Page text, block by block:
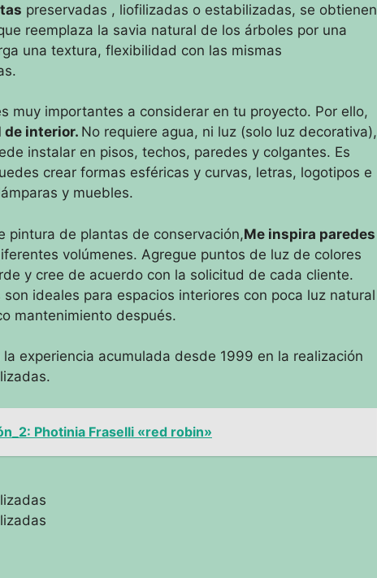
preservadas , liofilizadas o estabilizadas, se obtienen
reemplaza la savia natural de los árboles por una
una textura, flexibilidad con las mismas
muy importantes a considerar en tu proyecto. Por ello,
de interior. No requiere agua, ni luz (solo luz decorativa),
instalar en pisos, techos, paredes y colgantes. Es
crear formas esféricas y curvas, letras, logotipos e
y muebles.
pintura de plantas de conservación,Me inspira paredes
volúmenes. Agregue puntos de luz de colores
y cree de acuerdo con la solicitud de cada cliente.
ideales para espacios interiores con poca luz natural
mantenimiento después.
experiencia acumulada desde 1999 en la realización
Photinia Fraselli «red robin»